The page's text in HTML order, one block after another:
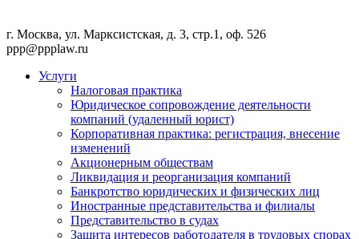
г. Москва, ул. Марксистская, д. 3, стр.1, оф. 526
ppp@ppplaw.ru
Услуги
Налоговая практика
Юридическое сопровождение деятельности
компаний (удаленный юрист)
Корпоративная практика: регистрация, внесение
изменений
Акционерным обществам
Ликвидация и реорганизация компаний
Банкротство юридических и физических лиц
Иностранные представительства и филиалы
Представительство в судах
Защита интересов работодателя в трудовых спорах